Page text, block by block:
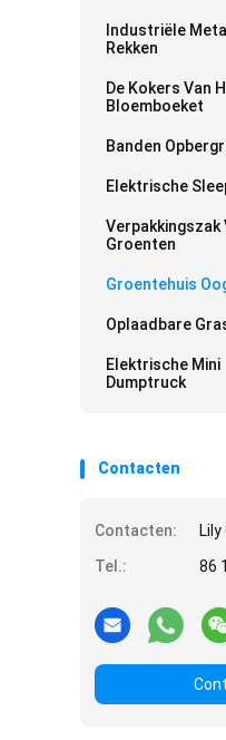
Industriële
Rekken
De Kokers Van
Bloemboeket
Banden
Elektrische
Verpakkingszak
Groenten
Groentehuis
Oplaadbare
Elektrische Mini
Dumptruck
Contacten
Contacten:
Lily
Tel.:
86